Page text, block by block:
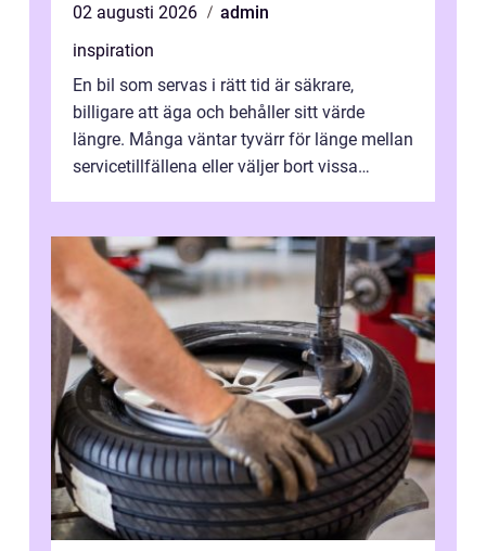
02 augusti 2026
admin
inspiration
En bil som servas i rätt tid är säkrare,
billigare att äga och behåller sitt värde
längre. Många väntar tyvärr för länge mellan
servicetillfällena eller väljer bort vissa